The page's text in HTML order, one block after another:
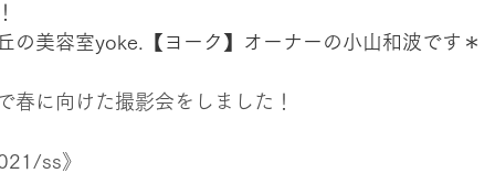
の美容室yoke.【ヨーク】オーナーの小山和波です＊
春に向けた撮影会をしました！
ss》